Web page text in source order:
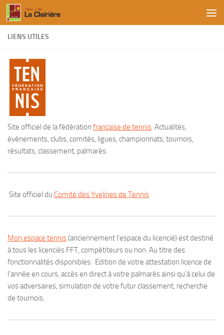
Skip to content
LIENS UTILES
Site officiel de la fédération française de tennis . Actualités,
événements, clubs, comités, ligues, championnats, tournois,
résultats, classement, palmarès.
Site officiel du Comité des Yvelines de Tennis
Mon espace tennis(anciennement l’espace du licencié) est destiné
à tous les licenciés FFT, compétiteurs ou non. Au titre des
fonctionnalités disponibles: Edition de votre attestation licence de
l’année en cours, accès en direct à votre palmarès ainsi qu’à celui de
vos adversaires, simulation de votre futur classement, recherche
de tournois.